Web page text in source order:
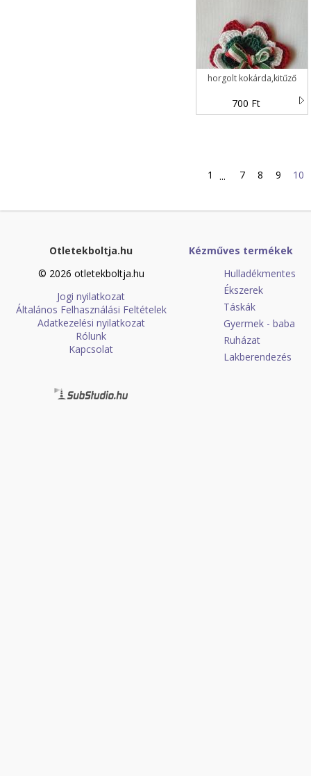
horgolt kokárda,kitűző
700 Ft
1 ... 7 8 9 10
Otletekboltja.hu
© 2026 otletekboltja.hu
Jogi nyilatkozat
Általános Felhasználási Feltételek
Adatkezelési nyilatkozat
Rólunk
Kapcsolat
Kézműves termékek
Hulladékmentes
Ékszerek
Táskák
Gyermek - baba
Ruházat
Lakberendezés